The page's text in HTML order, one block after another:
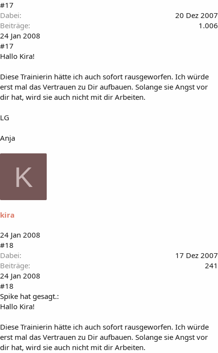
#17
Dabei
20 Dez 2007
Beiträge
1.006
24 Jan 2008
#17
Hallo Kira!
Diese Trainierin hätte ich auch sofort rausgeworfen. Ich würde
erst mal das Vertrauen zu Dir aufbauen. Solange sie Angst vor
dir hat, wird sie auch nicht mit dir Arbeiten.
LG
Anja
K
kira
24 Jan 2008
#18
Dabei
17 Dez 2007
Beiträge
241
24 Jan 2008
#18
Spike hat gesagt.:
Hallo Kira!
Diese Trainierin hätte ich auch sofort rausgeworfen. Ich würde
erst mal das Vertrauen zu Dir aufbauen. Solange sie Angst vor
dir hat, wird sie auch nicht mit dir Arbeiten.